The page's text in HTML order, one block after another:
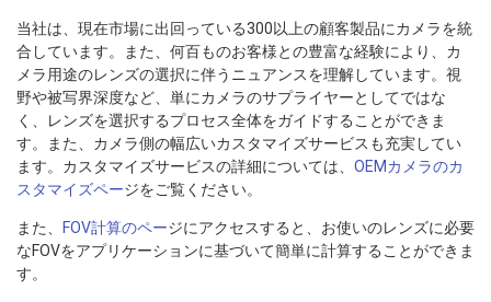
当社は、現在市場に出回っている300以上の顧客製品にカメラを統
合しています。また、何百ものお客様との豊富な経験により、カ
メラ用途のレンズの選択に伴うニュアンスを理解しています。視
野や被写界深度など、単にカメラのサプライヤーとしてではな
く、レンズを選択するプロセス全体をガイドすることができま
す。また、カメラ側の幅広いカスタマイズサービスも充実してい
ます。カスタマイズサービスの詳細については、 OEMカメラのカ
スタマイズページをご覧ください。
また、 FOV計算のページにアクセスすると、お使いのレンズに必要
なFOVをアプリケーションに基づいて簡単に計算することができま
す。